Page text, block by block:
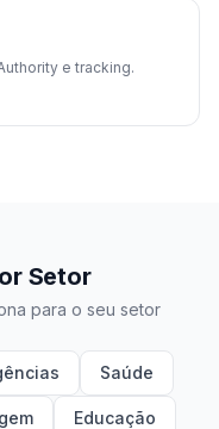
e tracking.
Setor
para o seu setor
Saúde
Educação